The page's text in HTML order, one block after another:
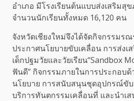
อำเภอ มีโรงเรียนต้นแบบส่งเสริมสุ
จำนวนนักเรียนทั้งหมด 16,120 คน
จังหวัดเชียงใหม่จึงได้จัดกิจกรรมร
ประกาศนโยบายขับเคลื่อน การส่ง
เด็กปฐมวัยและวัยเรียน“Sandbox
ฟันดี” กิจกรรมภายในการประกอบด้
นโยบาย การสนับสนุนชุดอุปกรณ์ขับ
บริการทันตกรรมเคลื่อนที่ และนำเ